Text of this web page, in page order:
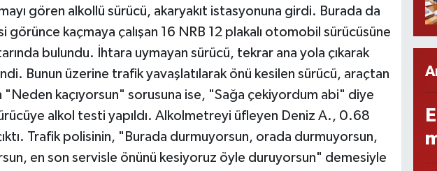
gören alkollü sürücü, akaryakıt istasyonuna girdi. Burada da
görünce kaçmaya çalışan 16 NRB 12 plakalı otomobil sürücüsüne
bulundu. İhtara uymayan sürücü, tekrar ana yola çıkarak
Bunun üzerine trafik yavaşlatılarak önü kesilen sürücü, araçtan
"Neden kaçıyorsun" sorusuna ise, "Sağa çekiyordum abi" diye
alkol testi yapıldı. Alkolmetreyi üfleyen Deniz A., 0.68
Trafik polisinin, "Burada durmuyorsun, orada durmuyorsun,
en son servisle önünü kesiyoruz öyle duruyorsun" demesiyle